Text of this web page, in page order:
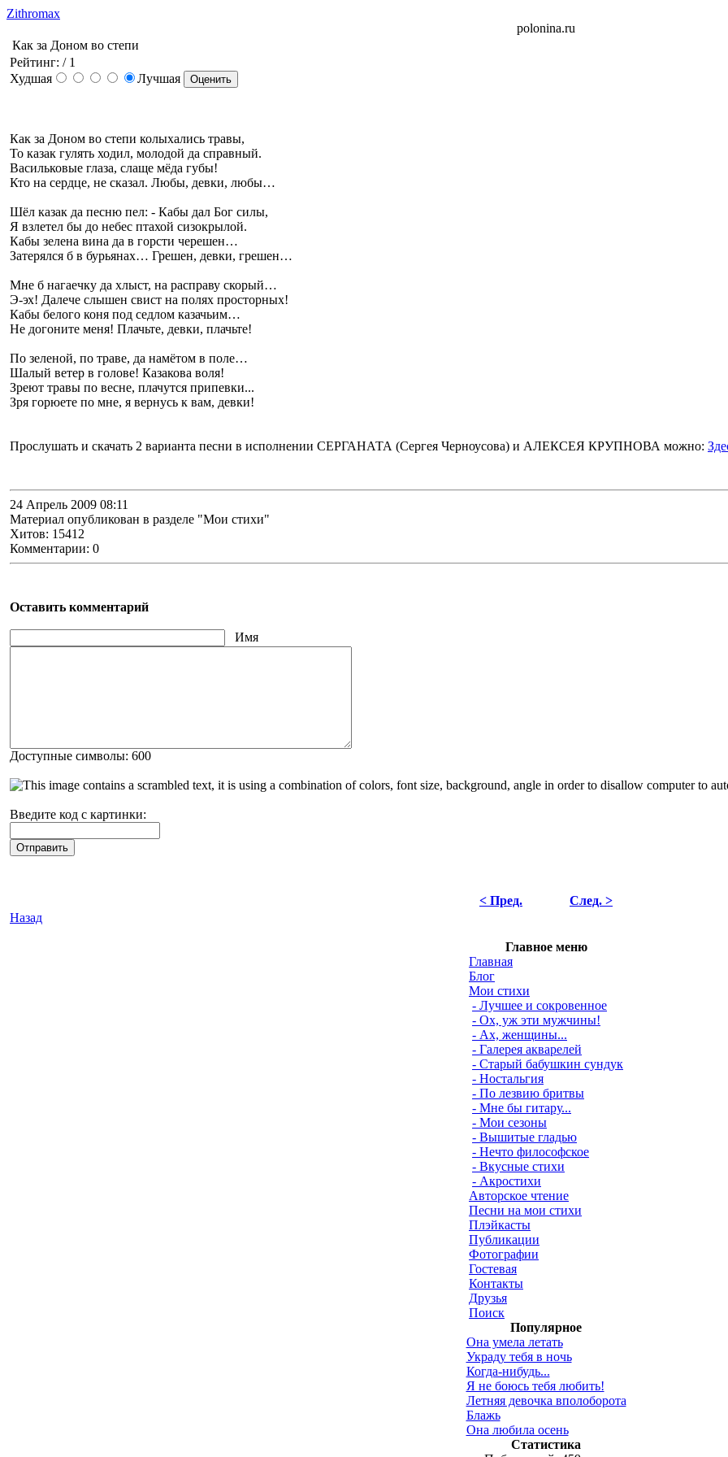
Zithromax
polonina.ru
Как за Доном во степи
Рейтинг: / 1
Худшая
Лучшая
Как за Доном во степи колыхались травы,
То казак гулять ходил, молодой да справный.
Васильковые глаза, слаще мёда губы!
Кто на сердце, не сказал. Любы, девки, любы…
Шёл казак да песню пел: - Кабы дал Бог силы,
Я взлетел бы до небес птахой сизокрылой.
Кабы зелена вина да в горсти черешен…
Затерялся б в бурьянах… Грешен, девки, грешен…
Мне б нагаечку да хлыст, на расправу скорый…
Э-эх! Далече слышен свист на полях просторных!
Кабы белого коня под седлом казачьим…
Не догоните меня! Плачьте, девки, плачьте!
По зеленой, по траве, да намётом в поле…
Шалый ветер в голове! Казакова воля!
Зреют травы по весне, плачутся припевки...
Зря горюете по мне, я вернусь к вам, девки!
Прослушать и скачать 2 варианта песни в исполнении СЕРГАНАТА (Сергея Черноусова) и АЛЕКСЕЯ КРУПНОВА можно:
24 Апрель 2009 08:11
Материал опубликован в разделе "Мои стихи"
Хитов: 15412
Комментарии: 0
Оставить комментарий
Имя
Доступные символы: 600
Введите код с картинки:
< Пред.
След. >
Назад
Главное меню
Главная
Блог
Мои стихи
- Лучшее и сокровенное
- Ох, уж эти мужчины!
- Ах, женщины...
- Галерея акварелей
- Старый бабушкин сундук
- Ностальгия
- По лезвию бритвы
- Мне бы гитару...
- Мои сезоны
- Вышитые гладью
- Нечто философское
- Вкусные стихи
- Акростихи
Авторское чтение
Песни на мои стихи
Плэйкасты
Публикации
Фотографии
Гостевая
Контакты
Друзья
Поиск
Популярное
Она умела летать
Украду тебя в ночь
Когда-нибудь...
Я не боюсь тебя любить!
Летняя девочка вполоборота
Блажь
Она любила осень
Статистика